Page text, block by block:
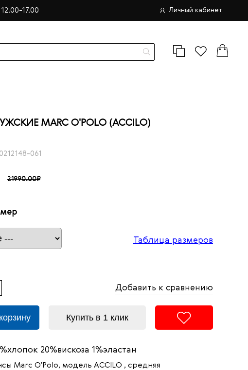
17.00 Личный кабинет
MARC O'POLO (ACCILO)
061
21990.00₽
Таблица размеров
Добавить к сравнению
Купить в 1 клик
20%вискоза 1%эластан
Marc O'Polo, модель ACCILO , средняя